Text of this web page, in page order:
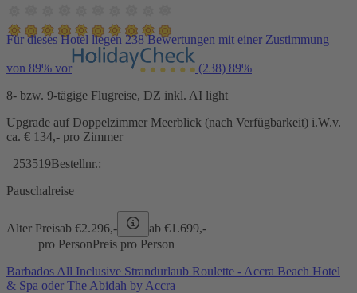
Für dieses Hotel liegen 238 Bewertungen mit einer Zustimmung
von 89% vor (238) 89%
8- bzw. 9-tägige Flugreise, DZ inkl. AI light
Upgrade auf Doppelzimmer Meerblick (nach Verfügbarkeit) i.W.v.
ca. € 134,- pro Zimmer
253519Bestellnr.:
Pauschalreise
Alter Preisab €2.296,- ab €1.699,-
pro PersonPreis pro Person
Barbados All Inclusive Strandurlaub Roulette - Accra Beach Hotel
& Spa oder The Abidah by Accra